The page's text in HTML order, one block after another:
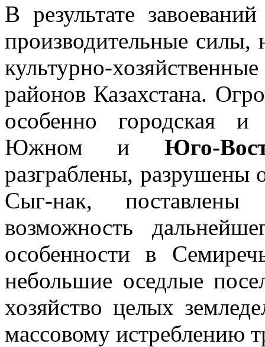
В результате
производительные силы,
культурно-
районов Казахстана.
особенно городская и
Южном и Юго-
разграблены, разрушены
Сыг-нак,
возможность
особенности в
небольшие оседлые
хозяйство целых
массовому истреблению